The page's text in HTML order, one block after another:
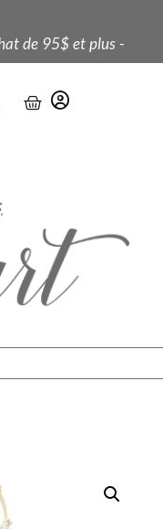
de 95$ et plus -